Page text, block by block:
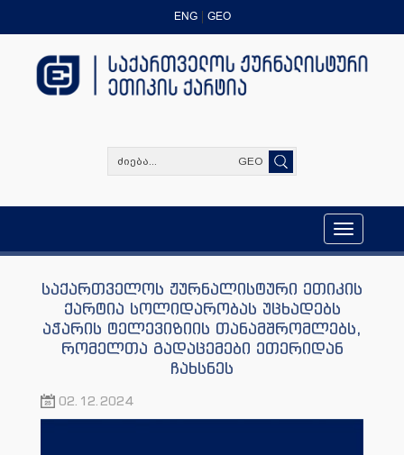
ENG GEO
GEO
Toggle
navigation
საქართველოს ჟურნალისტური ეთიკის
ქარტია სოლიდარობას უცხადებს
აჭარის ტელევიზიის თანამშრომლებს,
რომელთა გადაცემები ეთერიდან
ჩახსნეს
02.12.2024